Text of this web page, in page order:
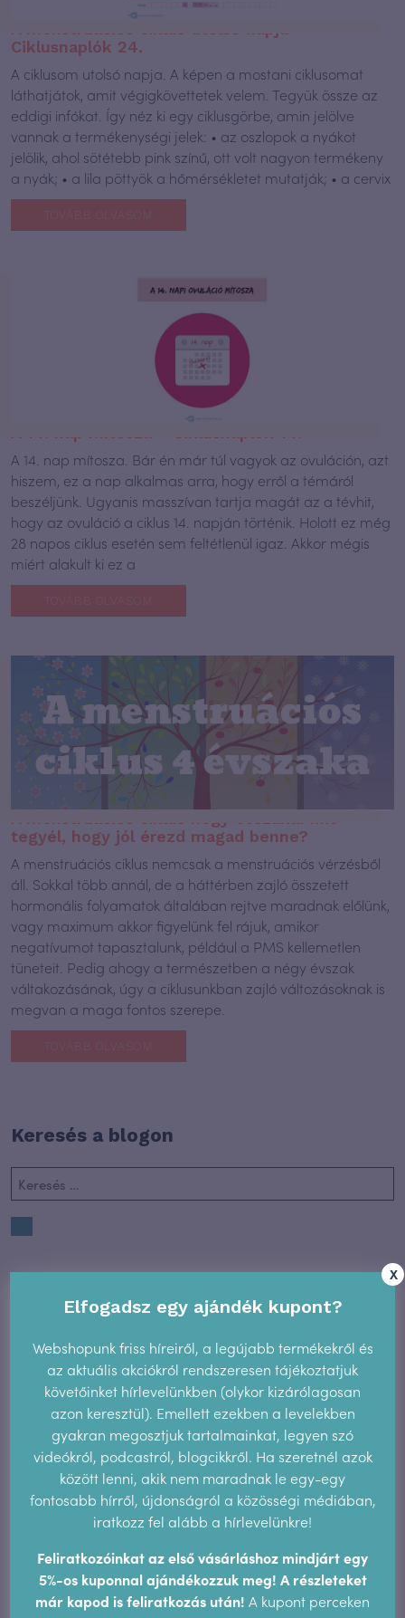
Ciklusnaplók 24.
A ciklusom utolsó napja. A képen a mostani ciklusomat
láthatjátok, amit végigkövettetek velem. Tegyük össze az
eddigi infókat. Így néz ki egy ciklusgörbe, amin jelölve
vannak a termékenységi jelek: • az oszlopok a nyákot
jelölik, ahol sötétebb pink színű, ott volt nagyon termékeny
a nyák; • a lila pöttyök a hőmérsékletet mutatják; • a cervix
A 14. nap mítosza. Bár én már túl vagyok az ovuláción, azt
hiszem, ez a nap alkalmas arra, hogy erről a témáról
beszéljünk. Ugyanis masszívan tartja magát az a tévhit,
hogy az ovuláció a ciklus 14. napján történik. Holott ez még
28 napos ciklus esetén sem feltétlenül igaz. Akkor mégis
miért alakult ki ez a
tegyél, hogy jól érezd magad benne?
A menstruációs ciklus nemcsak a menstruációs vérzésből
áll. Sokkal több annál, de a háttérben zajló összetett
hormonális folyamatok általában rejtve maradnak előlünk,
vagy maximum akkor figyelünk fel rájuk, amikor
negatívumot tapasztalunk, például a PMS kellemetlen
tüneteit. Pedig ahogy a természetben a négy évszak
váltakozásának, úgy a ciklusunkban zajló változásoknak is
megvan a maga fontos szerepe.
Keresés a blogon
Hormonmentes.hu
Friss a blogon
Az anovulációs ciklus lehetséges okai – Miért maradhat
el a peteérés?
2026.06.29.
A termékenységtudat és az AI
2025.12.17.
önmagadhoz
2025.10.28.
X
Elfogadsz egy ajándék kupont?
Webshopunk friss híreiről, a legújabb termékekről és
az aktuális akciókról rendszeresen tájékoztatjuk
követőinket hírlevelünkben (olykor kizárólagosan
azon keresztül). Emellett ezekben a levelekben
gyakran megosztjuk tartalmainkat, legyen szó
videókról, podcastról, blogcikkről. Ha szeretnél azok
között lenni, akik nem maradnak le egy-egy
fontosabb hírről, újdonságról a közösségi médiában,
iratkozz fel alább a hírlevelünkre!
Feliratkozóinkat az első vásárláshoz mindjárt egy
5%-os kuponnal ajándékozzuk meg! A részleteket
már kapod is feliratkozás után! A kupont perceken